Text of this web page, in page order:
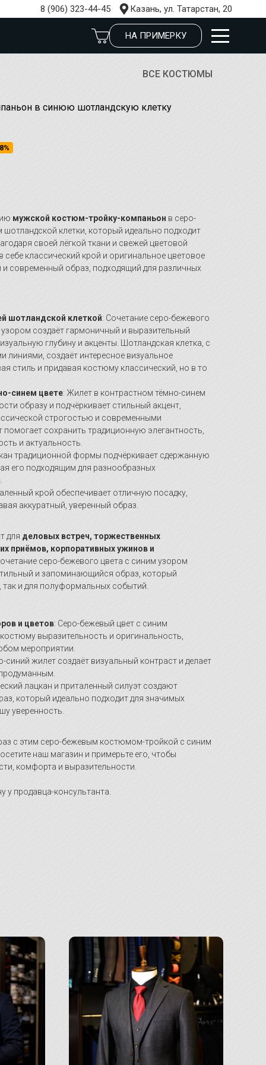
8 (906) 323-44-45 Казань, ул. Татарстан, 20
НА ПРИМЕРКУ
ВСЕ КОСТЮМЫ
в синюю шотландскую клетку
мужской костюм-тройку-компаньон в серо-
клетки, который идеально подходит
своей лёгкой ткани и свежей цветовой
классический крой и оригинальное цветовое
и современный образ, подходящий для различных
шотландской клеткой: Сочетание серо-бежевого
создаёт гармоничный и выразительный
глубину и акценты. Шотландская клетка, с
линиями, создаёт интересное визуальное
стиль и придавая костюму классический, но в то
синем цвете: Жилет в контрастном тёмно-синем
образу и подчёркивает стильный акцент,
строгостью и современными
помогает сохранить традиционную элегантность,
и актуальность.
традиционной формы подчёркивает сдержанную
его подходящим для разнообразных
крой обеспечивает отличную посадку,
аккуратный, уверенный образ.
для деловых встреч, торжественных
приёмов, корпоративных ужинов и
серо-бежевого цвета с синим узором
и запоминающийся образ, который
и для полуформальных событий.
и цветов: Серо-бежевый цвет с синим
выразительность и оригинальность,
мероприятии.
синий жилет создаёт визуальный контраст и делает
лацкан и приталенный силуэт создают
который идеально подходит для значимых
уверенность.
с этим серо-бежевым костюмом-тройкой с синим
наш магазин и примерьте его, чтобы
комфорта и выразительности.
у продавца-консультанта.